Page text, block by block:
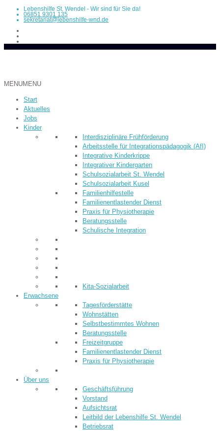
Lebenshilfe St. Wendel - Wir sind für Sie da!
06851 9301 135
sekretariat@lebenshilfe-wnd.de
MENUMENU
Start
Aktuelles
Jobs
Kinder
Inter­dis­ziplinäre Früh­­förderung
Arbeitsstelle für Integrationspädagogik (AfI)
Integrative Kinderkrippe
Integrativer Kindergarten
Schulsozialarbeit St. Wendel
Schulsozialarbeit Kusel
Familienhilfestelle
Familienentlastender Dienst
Praxis für Physiotherapie
Beratungsstelle
Schulische Integration
Kita-Sozialarbeit
Erwachsene
Tagesförderstätte
Wohnstätten
Selbstbestimmtes Wohnen
Beratungsstelle
Freizeitgruppe
Familienentlastender Dienst
Praxis für Physiotherapie
Über uns
Geschäftsführung
Vorstand
Aufsichtsrat
Leitbild der Lebenshilfe St. Wendel
Betriebsrat